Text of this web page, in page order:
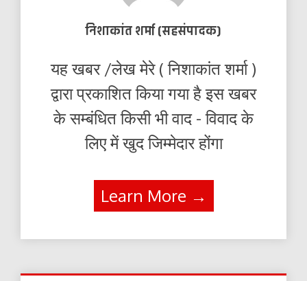
निशाकांत शर्मा (सहसंपादक)
यह खबर /लेख मेरे ( निशाकांत शर्मा )
द्वारा प्रकाशित किया गया है इस खबर
के सम्बंधित किसी भी वाद - विवाद के
लिए में खुद जिम्मेदार होंगा
Learn More →